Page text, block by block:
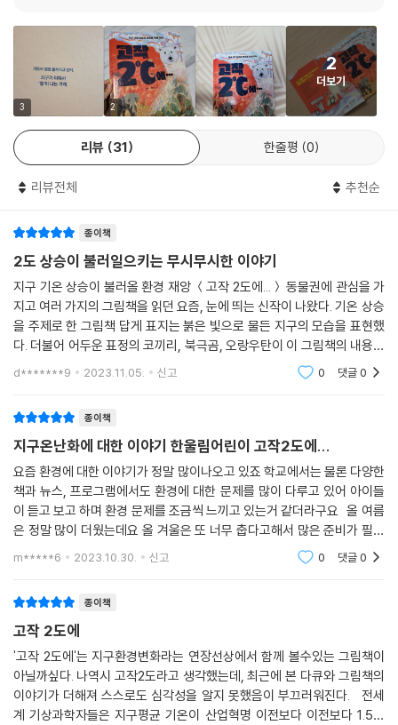
3 2
2
더보기
리뷰 31 한줄평 0
리뷰전체 추천순
종이책
2도 상승이 불러일으키는 무시무시한 이야기
지구 기온 상승이 불러올 환경 재앙 ＜고작 2도에...＞ 동물권에 관심을 가
지고 여러 가지의 그림책을 읽던 요즘, 눈에 띄는 신작이 나왔다. 기온 상승
을 주제로 한 그림책 답게 표지는 붉은 빛으로 물든 지구의 모습을 표현했
다. 더불어 어두운 표정의 코끼리, 북극곰, 오랑우탄이 이 그림책의 내용을
미리 보여주는 듯 하다. 지구 기온이 2도 상승하게 되면 동물들에게 일어
d*******9 2023.11.05. 신고 0 댓글0
종이책
지구온난화에 대한 이야기 한울림어린이 고작2도에...
요즘 환경에 대한 이야기가 정말 많이나오고 있죠 학교에서는 물론 다양한
책과 뉴스, 프로그램에서도 환경에 대한 문제를 많이 다루고 있어 아이들
이 듣고 보고 하며 환경 문제를 조금씩 느끼고 있는거 같더라구요 올 여름
은 정말 많이 더웠는데요 올 겨울은 또 너무 춥다고해서 많은 준비가 필요
한거 같아요 사계절이 뚜렷해서 계절마다 자연을 즐기기 좋은 우리나라였
m*****6 2023.10.30. 신고 0 댓글0
종이책
고작 2도에
'고작 2도에'는 지구환경변화라는 연장선상에서 함께 볼수있는 그림책이
아닐까싶다. 나역시 고작2도라고 생각했는데, 최근에 본 다큐와 그림책의
이야기가 더해져 스스로도 심각성을 알지 못했음이 부끄러워진다. 전세
계 기상과학자들은 지구평균 기온이 산업혁명 이전보다 이전보다 1.5도